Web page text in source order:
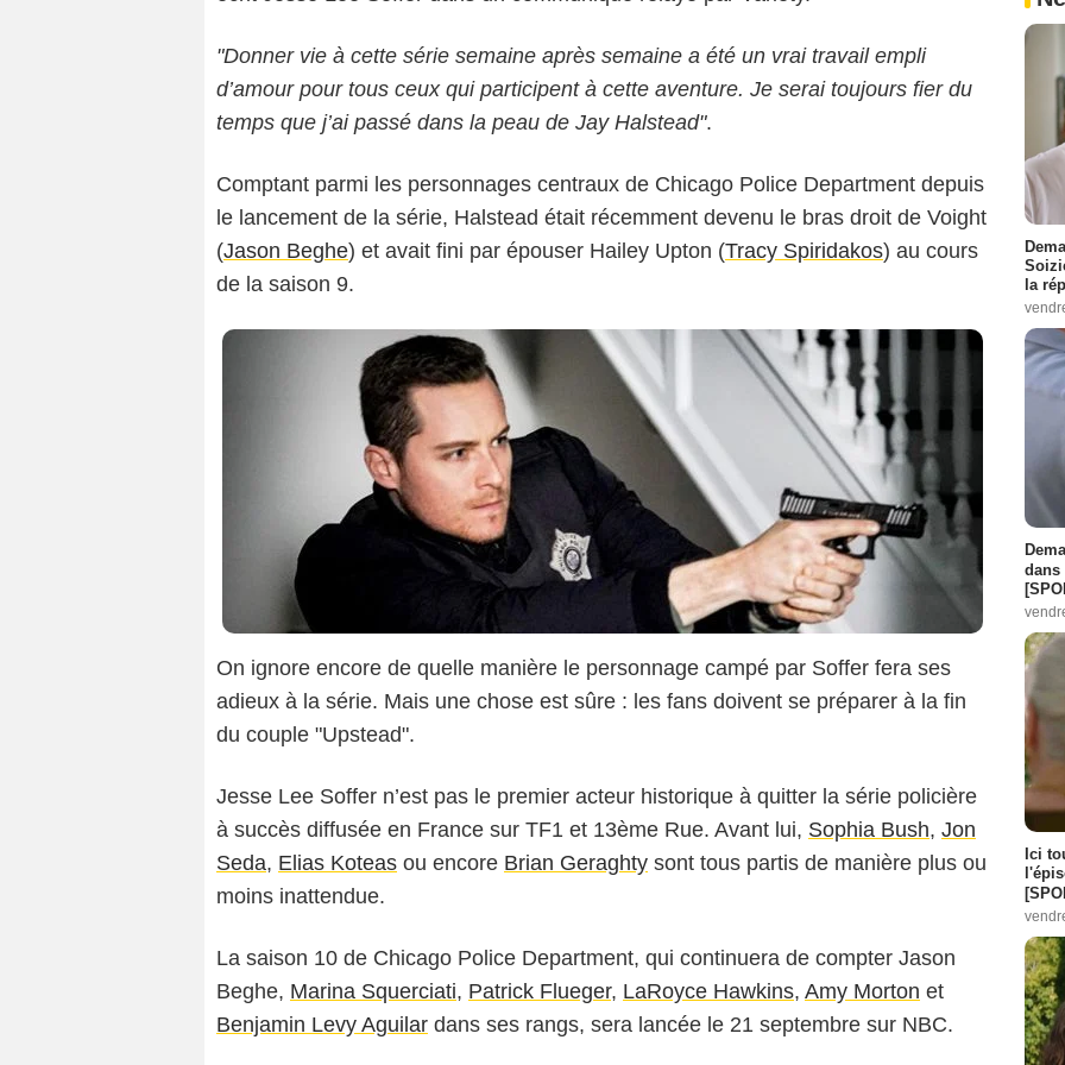
"Donner vie à cette série semaine après semaine a été un vrai travail empli
d’amour pour tous ceux qui participent à cette aventure. Je serai toujours fier du
temps que j’ai passé dans la peau de Jay Halstead".
Comptant parmi les personnages centraux de Chicago Police Department depuis
le lancement de la série, Halstead était récemment devenu le bras droit de Voight
(Jason Beghe) et avait fini par épouser Hailey Upton (Tracy Spiridakos) au cours
de la saison 9.
On ignore encore de quelle manière le personnage campé par Soffer fera ses
adieux à la série. Mais une chose est sûre : les fans doivent se préparer à la fin
du couple "Upstead".
Jesse Lee Soffer n’est pas le premier acteur historique à quitter la série policière
à succès diffusée en France sur TF1 et 13ème Rue. Avant lui, Sophia Bush, Jon
Seda, Elias Koteas ou encore Brian Geraghty sont tous partis de manière plus ou
moins inattendue.
La saison 10 de Chicago Police Department, qui continuera de compter Jason
Beghe, Marina Squerciati, Patrick Flueger, LaRoyce Hawkins, Amy Morton et
Benjamin Levy Aguilar dans ses rangs, sera lancée le 21 septembre sur NBC.
la
dans
Ici